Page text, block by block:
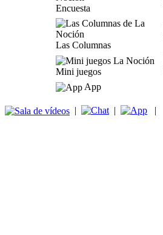
Encuesta
Las Columnas
Mini juegos
App
| | |